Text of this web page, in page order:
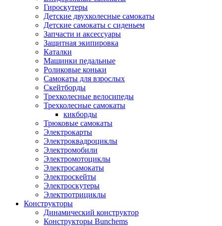
Гироскутеры
Детские двухколесные самокаты
Детские самокаты с сиденьем
Запчасти и аксессуары
Защитная экипировка
Каталки
Машинки педальные
Роликовые коньки
Самокаты для взрослых
Скейтборды
Трехколесные велосипеды
Трехколесные самокаты
кикборды
Трюковые самокаты
Электрокарты
Электроквадроциклы
Электромобили
Электромотоциклы
Электросамокаты
Электроскейты
Электроскутеры
Электротрициклы
Конструкторы
Динамический конструктор
Конструкторы Bunchems